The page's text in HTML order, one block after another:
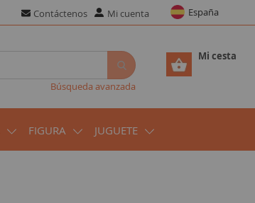
Contáctenos Mi cuenta España
Mi cesta
Búsqueda avanzada
FIGURA JUGUETE